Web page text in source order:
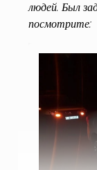
людей. Был
посмотрите: